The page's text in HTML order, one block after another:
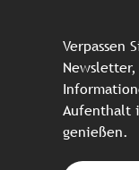
Verpassen
Aufenthalt
genießen.